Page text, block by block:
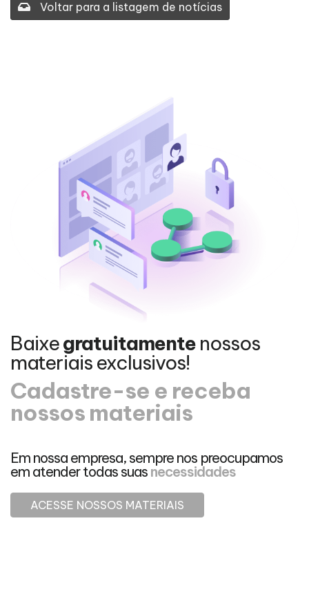
Voltar para a listagem de notícias
Baixegratuitamente nossos
materiais exclusivos!
Cadastre-se e receba
nossos materiais
Em nossa empresa, sempre nos preocupamos
em atender todas suas necessidades
ACESSE NOSSOS MATERIAIS